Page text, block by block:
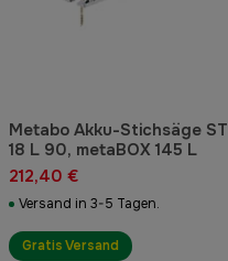
Metabo Akku-Stichsäge ST
18 L 90, metaBOX 145 L
212,40 €
Versand in 3-5 Tagen.
Gratis Versand